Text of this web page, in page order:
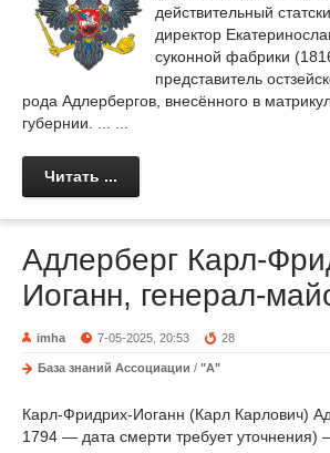
действительный
директор
суконной фабрики
представитель
рода Адлербергов, внесённого в
губернии. ... ...
Читать ...
Адлерберг Карл-
Иоганн, генерал-
imha 7-05-2025, 20:53 28
База знаний Ассоциации / "А"
Карл-Фридрих-Иоганн (Карл Карлович)
1794 — дата смерти требует уточнения)